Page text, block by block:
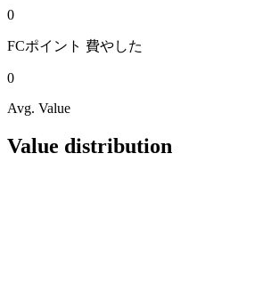
0
FCポイント 費やした
0
Avg. Value
Value distribution